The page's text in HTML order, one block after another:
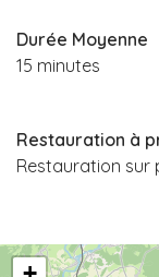
Durée Moyenne
15 minutes
Restauration à
Restauration sur